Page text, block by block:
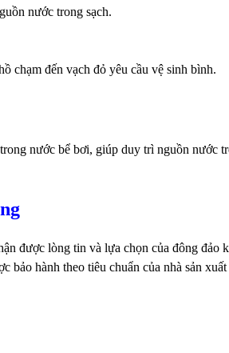
nước trong sạch.
chạm đến vạch đỏ yêu cầu vệ sinh bình.
nước bể bơi, giúp duy trì nguồn nước
được lòng tin và lựa chọn của đông đảo
hành theo tiêu chuẩn của nhà sản